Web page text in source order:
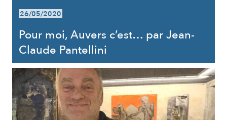
26/05/2020
Pour moi, Auvers c’est… par Jean-
Claude Pantellini